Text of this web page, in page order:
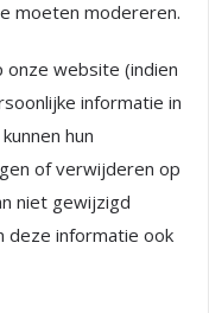
moeten modereren.
website (indien
informatie in
hun
of verwijderen op
niet gewijzigd
deze informatie ook